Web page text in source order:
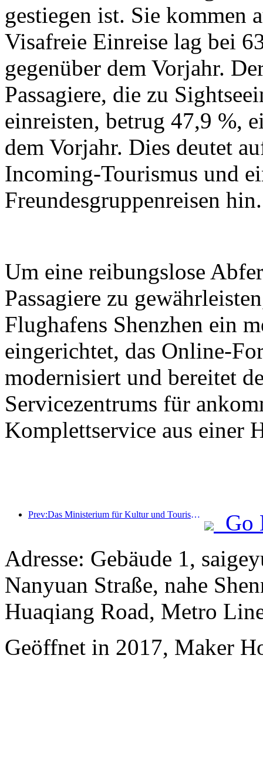
gestiegen ist. Sie kommen
Visafreie Einreise lag bei
gegenüber dem Vorjahr.
Passagiere, die zu
einreisten, betrug 47,9 %,
dem Vorjahr. Dies deutet
Incoming-Tourismus und
Freundesgruppenreisen hin.
Um eine reibungslose
Passagiere zu
Flughafens Shenzhen ein
eingerichtet, das Online-
modernisiert und bereitet
Servicezentrums für
Komplettservice aus einer
Prev:Das Ministerium für Kultur und Tourismus berichtete, dass im Jahr 2025 16.994 Sehenswürdigkeiten der Kategorie A 7,51 Milliarden Besucher empfangen und Tourismuseinnahmen in Höhe von 554,49 Milliarden Yuan generiert haben.
Go
Adresse: Gebäude 1,
Nanyuan Straße, nahe
Huaqiang Road, Metro
Geöffnet in 2017, Maker